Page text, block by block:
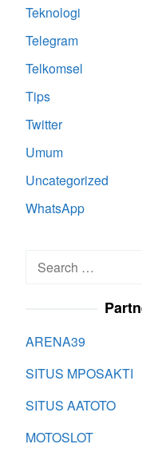
Teknologi
Telegram
Telkomsel
Tips
Twitter
Umum
Uncategorized
WhatsApp
Search
ARENA39
SITUS MPOSAKTI
SITUS AATOTO
MOTOSLOT